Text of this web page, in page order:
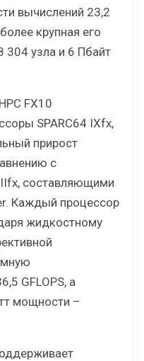
вычислений 23,2
крупная его
304 узла и 6 Пбайт
FX10
SPARC64 IXfx,
прирост
с
составляющими
Каждый процессор
жидкостному
GFLOPS, а
мощности –